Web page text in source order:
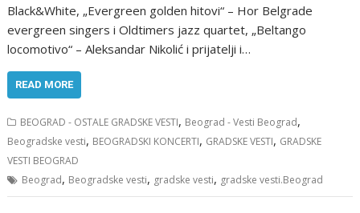
Black&White, „Evergreen golden hitovi“ – Hor Belgrade
evergreen singers i Oldtimers jazz quartet, „Beltango
locomotivo“ – Aleksandar Nikolić i prijatelji i…
READ MORE
BEOGRAD - OSTALE GRADSKE VESTI, Beograd - Vesti Beograd,
Beogradske vesti, BEOGRADSKI KONCERTI, GRADSKE VESTI, GRADSKE
VESTI BEOGRAD
Beograd, Beogradske vesti, gradske vesti, gradske vesti.Beograd